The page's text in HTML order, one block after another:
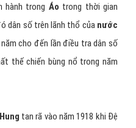
hành trong Áo trong thời gian
dân số trên lãnh thổ của nước
cho đến lần điều tra dân số
thế chiến bùng nổ trong năm
tan rã vào năm 1918 khi Đệ